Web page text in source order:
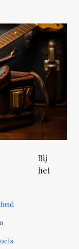
Bij
het